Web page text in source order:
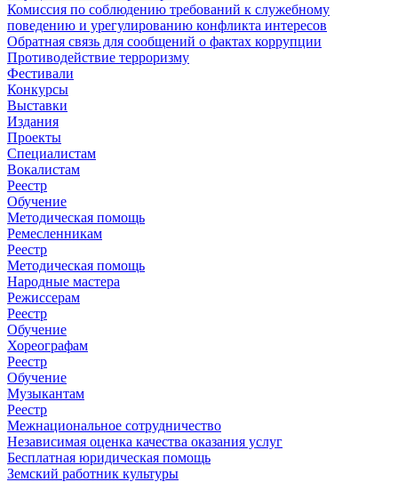
Комиссия по соблюдению требований к служебному
поведению и урегулированию конфликта интересов
Обратная связь для сообщений о фактах коррупции
Противодействие терроризму
Фестивали
Конкурсы
Выставки
Издания
Проекты
Специалистам
Вокалистам
Реестр
Обучение
Методическая помощь
Ремесленникам
Реестр
Методическая помощь
Народные мастера
Режиссерам
Реестр
Обучение
Хореографам
Реестр
Обучение
Музыкантам
Реестр
Межнациональное сотрудничество
Независимая оценка качества оказания услуг
Бесплатная юридическая помощь
Земский работник культуры